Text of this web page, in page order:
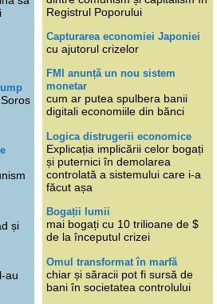
și
au
Registrul Poporului
Capturarea economiei Japoniei
cu ajutorul crizelor
FMI anunță un nou sistem
monetar
cum ar putea spulbera banii
digitali economiile din bănci
Logica distrugerii economice
Explicația implicării celor bogați
și puternici în demolarea
controlată a sistemului care i-a
făcut așa
Bogații lumii
mai bogați cu 10 trilioane de $
de la începutul crizei
Omul transformat în marfă
chiar și săracii pot fi sursă de
bani în societatea controlului